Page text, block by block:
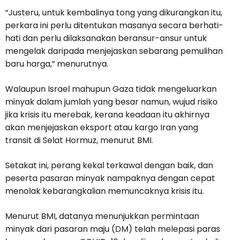
“Justeru, untuk kembalinya tong yang dikurangkan itu,
perkara ini perlu ditentukan masanya secara berhati-
hati dan perlu dilaksanakan beransur-ansur untuk
mengelak daripada menjejaskan sebarang pemulihan
baru harga,” menurutnya.
Walaupun Israel mahupun Gaza tidak mengeluarkan
minyak dalam jumlah yang besar namun, wujud risiko
jika krisis itu merebak, kerana keadaan itu akhirnya
akan menjejaskan eksport atau kargo Iran yang
transit di Selat Hormuz, menurut BMI.
Setakat ini, perang kekal terkawal dengan baik, dan
peserta pasaran minyak nampaknya dengan cepat
menolak kebarangkalian memuncaknya krisis itu.
Menurut BMI, datanya menunjukkan permintaan
minyak dari pasaran maju (DM) telah melepasi paras